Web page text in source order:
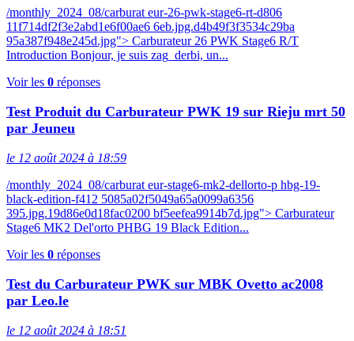
/monthly_2024_08/carburat eur-26-pwk-stage6-rt-d806
11f714df2f3e2abd1e6f00ae6 6eb.jpg.d4b49f3f3534c29ba
95a387f948e245d.jpg"> Carburateur 26 PWK Stage6 R/T
Introduction Bonjour, je suis zag_derbi, un...
Voir les 0 réponses
Test Produit du Carburateur PWK 19 sur Rieju mrt 50
par Jeuneu
le 12 août 2024 à 18:59
/monthly_2024_08/carburat eur-stage6-mk2-dellorto-p hbg-19-
black-edition-f412 5085a02f5049a65a0099a6356
395.jpg.19d86e0d18fac0200 bf5eefea9914b7d.jpg"> Carburateur
Stage6 MK2 Del'orto PHBG 19 Black Edition...
Voir les 0 réponses
Test du Carburateur PWK sur MBK Ovetto ac2008
par Leo.le
le 12 août 2024 à 18:51